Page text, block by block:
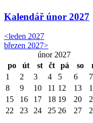
Kalendář únor 2027
<leden 2027
březen 2027>
únor 2027
po
út st čt pá so
1 2 3 4 5 6
7
8
9 10 11 12 13
15
16 17 18 19 20
22
23 24 25 26 27